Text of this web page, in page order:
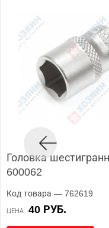
Головка
600062
Код товара — 762619
ЦЕНА 40 РУБ.